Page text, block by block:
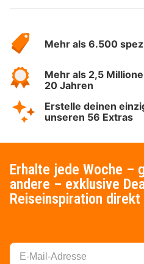
Hotelspecials
Mehr als 6.500
Mehr als 2,5
20 Jahren
Erstelle deinen
unseren 56 Extras
Erhalte jede Woche –
andere – exklusive
Reiseinspiration